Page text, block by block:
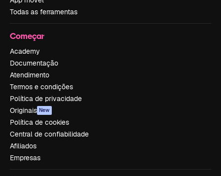
Todas as ferramentas
Começar
Academy
Documentação
Atendimento
Termos e condições
Política de privacidade
Originais New
Política de cookies
Central de confiabilidade
Afiliados
Empresas